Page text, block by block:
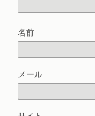
名前
メール